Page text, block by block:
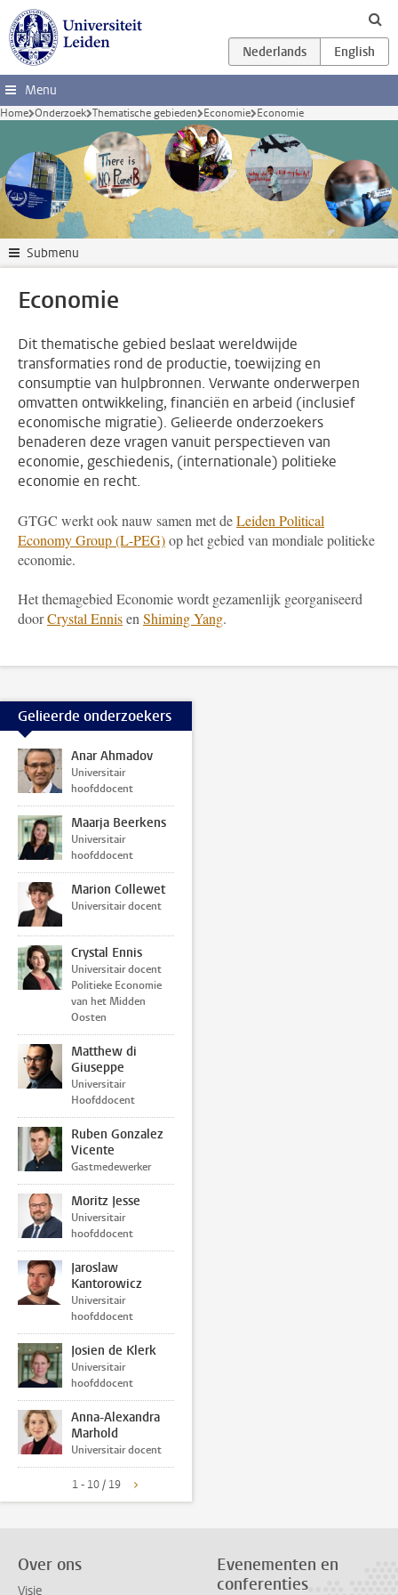
Ga direct naar de inhoud
Menu
Home Onderzoek Thematische gebieden Economie Economie
Submenu
Economie
Dit thematische gebied beslaat wereldwijde
transformaties rond de productie, toewijzing en
consumptie van hulpbronnen. Verwante onderwerpen
omvatten ontwikkeling, financiën en arbeid (inclusief
economische migratie). Gelieerde onderzoekers
benaderen deze vragen vanuit perspectieven van
economie, geschiedenis, (internationale) politieke
economie en recht.
GTGC werkt ook nauw samen met deLeiden Political
Economy Group (L-PEG)op het gebied van mondiale politieke
economie.
Het themagebied Economie wordt gezamenlijk georganiseerd
doorCrystal EnnisenShiming Yang.
Gelieerde onderzoekers
Anar Ahmadov
Universitair
hoofddocent
Maarja Beerkens
Universitair
hoofddocent
Marion Collewet
Universitair docent
Crystal Ennis
Universitair docent
Politieke Economie
van het Midden
Oosten
Matthew di
Giuseppe
Universitair
Hoofddocent
Ruben Gonzalez
Vicente
Gastmedewerker
Moritz Jesse
Universitair
hoofddocent
Jaroslaw
Kantorowicz
Universitair
hoofddocent
Josien de Klerk
Universitair
hoofddocent
Anna-Alexandra
Marhold
Universitair docent
1 - 10 / 19
Over ons
Visie
Evenementen en
conferenties